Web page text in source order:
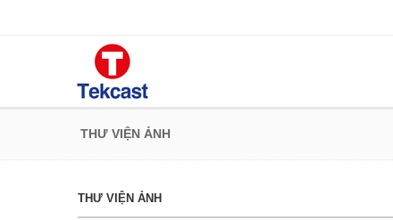
THƯ VIỆN ẢNH
THƯ VIỆN ẢNH